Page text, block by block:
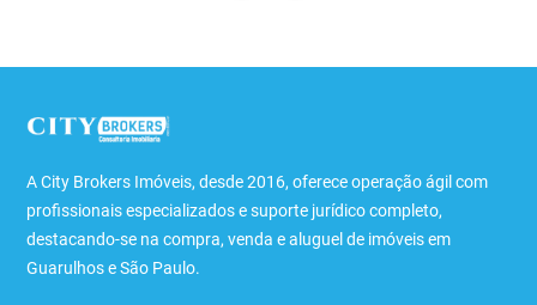
A City Brokers Imóveis, desde 2016, oferece operação ágil com
profissionais especializados e suporte jurídico completo,
destacando-se na compra, venda e aluguel de imóveis em
Guarulhos e São Paulo.